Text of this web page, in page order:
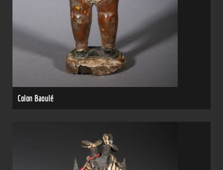
Colon Baoulé